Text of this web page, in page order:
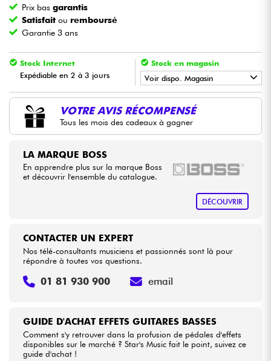
Vents
Eveil Musical
Câbles & Access.
Packs
Prix basgarantis
Satisfait ou remboursé
Garantie 3 ans
Stock Internet
Expédiable en 2 à 3 jours
Stock en magasin
Voir dispo. Magasin
• LA PÉDALE BYStar'SMusic
• Star' S MusicBORDEAUX
• Star'
LILLE
•
• Star
•
VOTRE AVIS RÉCOMPENSÉ
Tous les mois des cadeaux à gagner
LA MARQUE BOSS
En apprendre plus sur la marque Boss
et découvrir l'ensemble du catalogue.
DÉCOUVRIR
GUIDE D'ACHAT EFFETS GUITARES BASSES
Comment s'y retrouver dans la profusion de pédales d'effets
disponibles sur le marché ? Star's Music fait le point, suivez ce
guide d'achat !
CONTACTER UN EXPERT
Nos télé-consultants musiciens et passionnés sont là pour
répondre à toutes vos questions.
01 81 930 900 email